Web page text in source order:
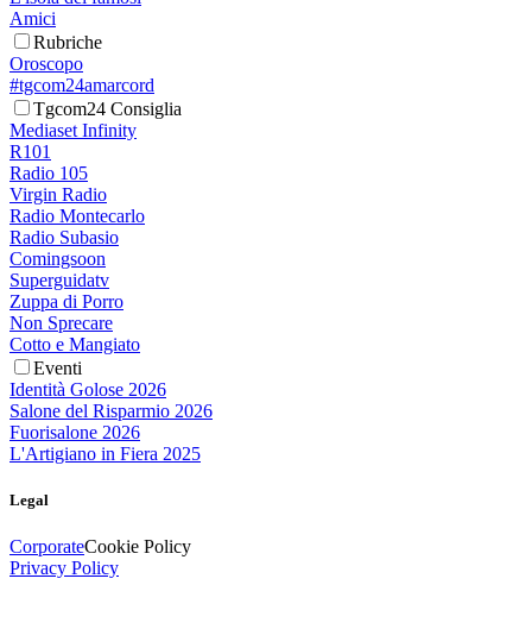
Amici
Rubriche
Oroscopo
#tgcom24amarcord
Tgcom24 Consiglia
Mediaset Infinity
R101
Radio 105
Virgin Radio
Radio Montecarlo
Radio Subasio
Comingsoon
Superguidatv
Zuppa di Porro
Non Sprecare
Cotto e Mangiato
Eventi
Identità Golose 2026
Salone del Risparmio 2026
Fuorisalone 2026
L'Artigiano in Fiera 2025
Legal
CorporateCookie Policy
Privacy Policy